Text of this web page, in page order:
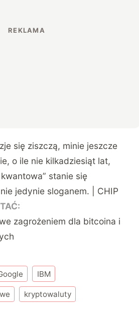
się ziszczą, minie jeszcze
o ile nie kilkadziesiąt lat,
stanie się
jedynie sloganem. | CHIP
zagrożeniem dla bitcoina i
IBM
kryptowaluty